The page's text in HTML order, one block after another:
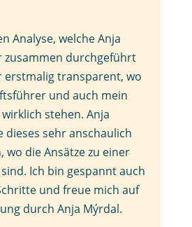
Analyse, welche Anja
zusammen durchgeführt
erstmalig transparent, wo
und auch mein
stehen. Anja
dieses sehr anschaulich
wo die Ansätze zu einer
Ich bin gespannt auch
und freue mich auf
durch Anja Mýrdal.